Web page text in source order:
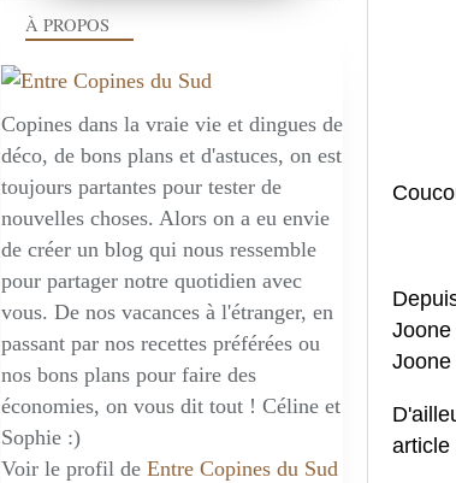
Joone
article
À PROPOS
Copines dans la vraie vie et dingues de
déco, de bons plans et d'astuces, on est
toujours partantes pour tester de
nouvelles choses. Alors on a eu envie
de créer un blog qui nous ressemble
pour partager notre quotidien avec
vous. De nos vacances à l'étranger, en
passant par nos recettes préférées ou
nos bons plans pour faire des
économies, on vous dit tout ! Céline et
Sophie :)
Voir le profil de Entre Copines du Sud